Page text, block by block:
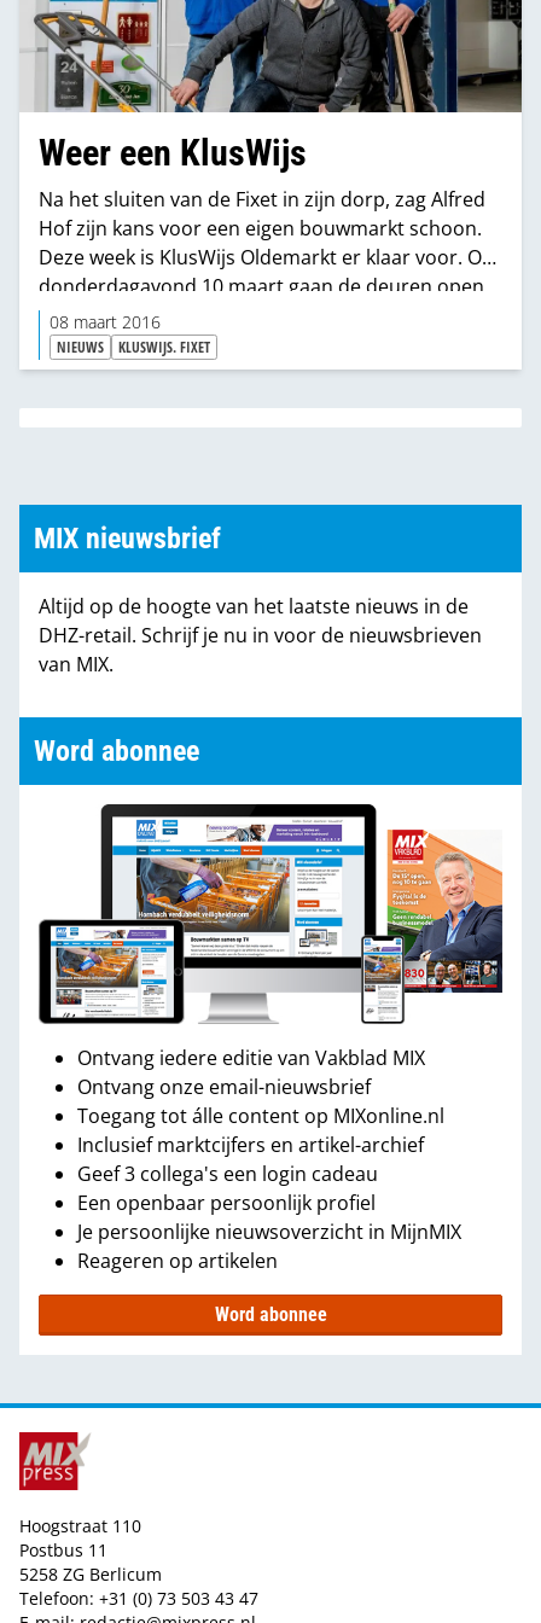
Weer een KlusWijs
Na het sluiten van de Fixet in zijn dorp, zag Alfred
Hof zijn kans voor een eigen bouwmarkt schoon.
Deze week is KlusWijs Oldemarkt er klaar voor. Op
donderdagavond 10 maart gaan de deuren open.
08 maart 2016
NIEUWS KLUSWIJS. FIXET
MIX nieuwsbrief
Altijd op de hoogte van het laatste nieuws in de
DHZ-retail. Schrijf je nu in voor de nieuwsbrieven
van MIX.
Word abonnee
Ontvang iedere editie van Vakblad MIX
Ontvang onze email-nieuwsbrief
Toegang tot álle content op MIXonline.nl
Inclusief marktcijfers en artikel-archief
Geef 3 collega's een login cadeau
Een openbaar persoonlijk profiel
Je persoonlijke nieuwsoverzicht in MijnMIX
Reageren op artikelen
Word abonnee
Hoogstraat 110
Postbus 11
5258 ZG Berlicum
Telefoon: +31 (0) 73 503 43 47